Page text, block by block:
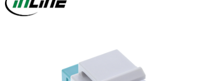
Bildergalerie überspringen